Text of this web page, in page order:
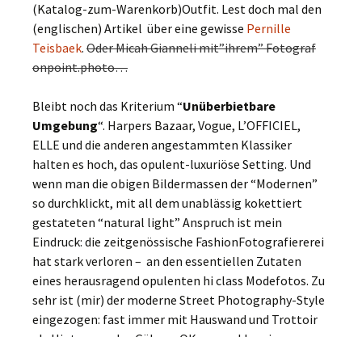
(Katalog-zum-Warenkorb)Outfit. Lest doch mal den
(englischen) Artikel über eine gewisse Pernille
Teisbaek. Oder Micah Gianneli mit”ihrem” Fotograf
onpoint.photo…
Bleibt noch das Kriterium “Unüberbietbare
Umgebung“. Harpers Bazaar, Vogue, L’OFFICIEL,
ELLE und die anderen angestammten Klassiker
halten es hoch, das opulent-luxuriöse Setting. Und
wenn man die obigen Bildermassen der “Modernen”
so durchklickt, mit all dem unablässig kokettiert
gestateten “natural light” Anspruch ist mein
Eindruck: die zeitgenössische FashionFotografiererei
hat stark verloren – an den essentiellen Zutaten
eines herausragend opulenten hi class Modefotos. Zu
sehr ist (mir) der moderne Street Photography-Style
eingezogen: fast immer mit Hauswand und Trottoir